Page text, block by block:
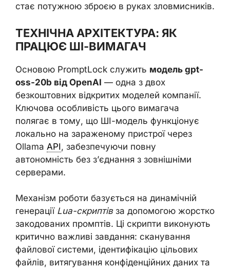
стає потужною зброєю в руках зловмисників.
ТЕХНІЧНА АРХІТЕКТУРА: ЯК
ПРАЦЮЄ ШІ-ВИМАГАЧ
Основою PromptLock служить модель gpt-
oss-20b від OpenAI — одна з двох
безкоштовних відкритих моделей компанії.
Ключова особливість цього вимагача
полягає в тому, що ШІ-модель функціонує
локально на зараженому пристрої через
Ollama API , забезпечуючи повну
автономність без з’єднання з зовнішніми
серверами.
Механізм роботи базується на динамічній
генерації Lua-скриптівза допомогою жорстко
закодованих промптів. Ці скрипти виконують
критично важливі завдання: сканування
файлової системи, ідентифікацію цільових
файлів, витягування конфіденційних даних та